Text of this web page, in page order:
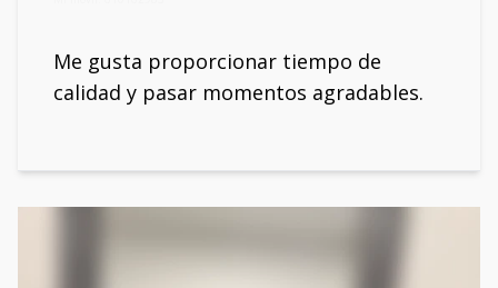
Me gusta proporcionar tiempo de
calidad y pasar momentos agradables.